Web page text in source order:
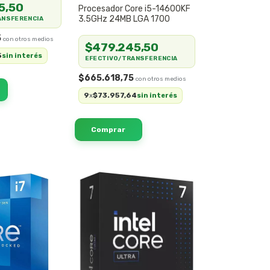
sin interés
Procesador Core i5-14600KF
3.5GHz 24MB LGA 1700
$665.618,75
9x$73.957,64sin interés
$479.245,50
EFECTIVO/TRANSFERENCIA